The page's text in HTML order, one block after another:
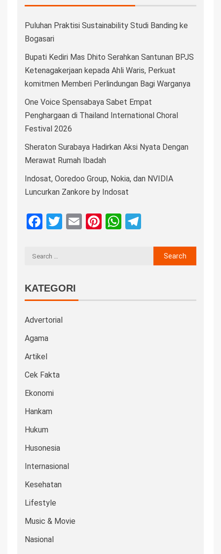
Puluhan Praktisi Sustainability Studi Banding ke
Bogasari
Bupati Kediri Mas Dhito Serahkan Santunan BPJS
Ketenagakerjaan kepada Ahli Waris, Perkuat
komitmen Memberi Perlindungan Bagi Warganya
One Voice Spensabaya Sabet Empat
Penghargaan di Thailand International Choral
Festival 2026
Sheraton Surabaya Hadirkan Aksi Nyata Dengan
Merawat Rumah Ibadah
Indosat, Ooredoo Group, Nokia, dan NVIDIA
Luncurkan Zankore by Indosat
Facebook
Twitter
EmailPinterest
WhatsApp
KATEGORI
Advertorial
Agama
Artikel
Cek Fakta
Ekonomi
Hankam
Hukum
Husonesia
Internasional
Kesehatan
Lifestyle
Music & Movie
Nasional